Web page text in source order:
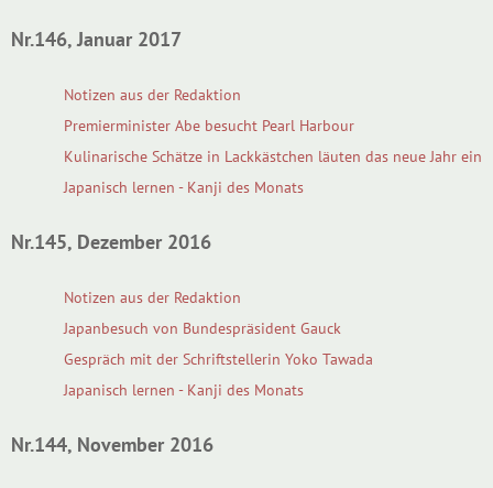
Nr.146, Januar 2017
Notizen aus der Redaktion
Premierminister Abe besucht Pearl Harbour
Kulinarische Schätze in Lackkästchen läuten das neue Jahr ein
Japanisch lernen - Kanji des Monats
Nr.145, Dezember 2016
Notizen aus der Redaktion
Japanbesuch von Bundespräsident Gauck
Gespräch mit der Schriftstellerin Yoko Tawada
Japanisch lernen - Kanji des Monats
Nr.144, November 2016